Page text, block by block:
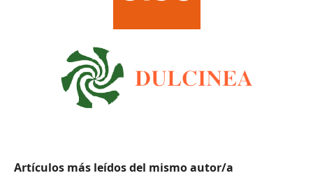
Artículos más leídos del mismo autor/a